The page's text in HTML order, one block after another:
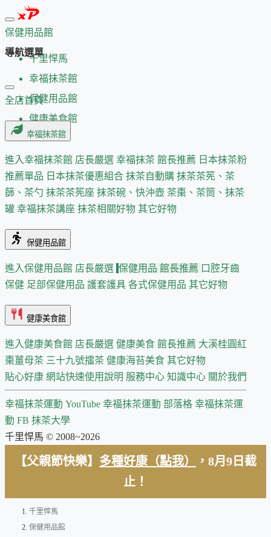
保健用品館
千里悍馬
幸福抹茶館
保健用品館
健康美食館
導航選單
全店首頁
幸福抹茶館
進入幸福抹茶館 店長嚴選 幸福抹茶 館長推薦 日本抹茶粉
推薦單品 日本抹茶優惠組合 抹茶自動購 抹茶茶筅、茶
篩、茶勺 抹茶茶筅座 抹茶碗、快沖壺 茶棗、茶筒、抹茶
罐 幸福抹茶講座 抹茶相關好物 其它好物
保健用品館
進入保健用品館 店長嚴選 保健用品 館長推薦 口腔牙齒
保健 足部保健用品 護套護具 各式保健用品 其它好物
健康美食館
進入健康美食館 店長嚴選 健康美食 館長推薦 大溪桂圓紅
棗薑母茶 三十九號擂茶 健康海苔美食 其它好物
貼心好康 網站快速使用說明 服務中心 知識中心 關於我們
幸福抹茶運動 YouTube 幸福抹茶運動 部落格 幸福抹茶運
動 FB 抹茶大學
千里悍馬 © 2008~2026
【父親節快樂】 多種好康（點我）
，8月9日截
止！
千里悍馬
保健用品館